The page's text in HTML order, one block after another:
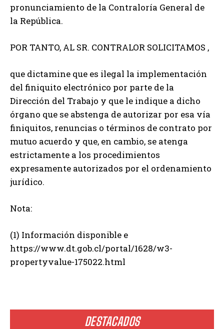
DESTACADOS
pronunciamiento de la Contraloría General de
la República.
POR TANTO, AL SR. CONTRALOR SOLICITAMOS ,
que dictamine que es ilegal la implementación
del finiquito electrónico por parte de la
Dirección del Trabajo y que le indique a dicho
órgano que se abstenga de autorizar por esa vía
finiquitos, renuncias o términos de contrato por
mutuo acuerdo y que, en cambio, se atenga
estrictamente a los procedimientos
expresamente autorizados por el ordenamiento
jurídico.
Nota:
(1) Información disponible e
https://www.dt.gob.cl/portal/1628/w3-
propertyvalue-175022.html